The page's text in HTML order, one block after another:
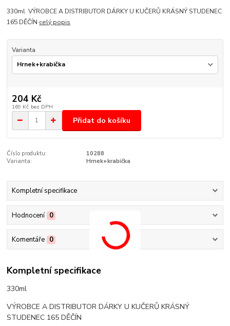
330ml VÝROBCE A DISTRIBUTOR DÁRKY U KUČERŮ KRÁSNÝ STUDENEC
165 DĚČÍN celý popis
Varianta
204 Kč
169 Kč bez DPH
Přidat do košíku
Číslo produktu:
10288
Varianta:
Hrnek+krabička
Kompletní specifikace
Hodnocení 0
Komentáře 0
Kompletní specifikace
330ml
VÝROBCE A DISTRIBUTOR DÁRKY U KUČERŮ KRÁSNÝ
STUDENEC 165 DĚČÍN